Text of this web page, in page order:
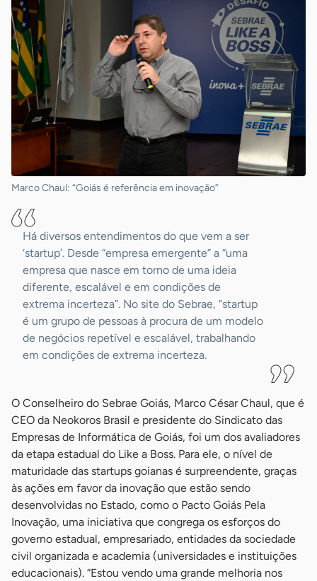
Marco Chaul: “Goiás é referência em inovação”
Há diversos entendimentos do que vem a ser
‘startup’. Desde “empresa emergente” a “uma
empresa que nasce em torno de uma ideia
diferente, escalável e em condições de
extrema incerteza”. No site do Sebrae, “startup
é um grupo de pessoas à procura de um modelo
de negócios repetível e escalável, trabalhando
em condições de extrema incerteza.
O Conselheiro do Sebrae Goiás, Marco César Chaul, que é
CEO da Neokoros Brasil e presidente do Sindicato das
Empresas de Informática de Goiás, foi um dos avaliadores
da etapa estadual do Like a Boss. Para ele, o nível de
maturidade das startups goianas é surpreendente, graças
às ações em favor da inovação que estão sendo
desenvolvidas no Estado, como o Pacto Goiás Pela
Inovação, uma iniciativa que congrega os esforços do
governo estadual, empresariado, entidades da sociedade
civil organizada e academia (universidades e instituições
educacionais). “Estou vendo uma grande melhoria nos